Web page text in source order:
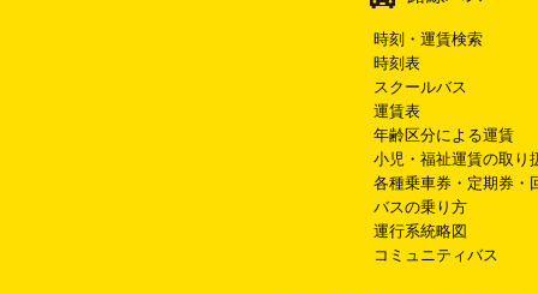
時刻・運賃検索
時刻表
スクールバス
運賃表
年齢区分による運賃
小児・福祉運賃の取り
各種乗車券・定期券・
バスの乗り方
運行系統略図
コミュニティバス